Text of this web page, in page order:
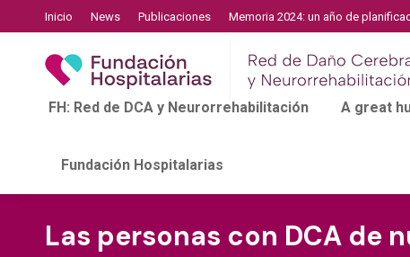
Inicio News Publicaciones Memoria 2024: un año de
FH: Red de DCA y Neurorrehabilitación A great
Fundación Hospitalarias
Las personas con DCA de